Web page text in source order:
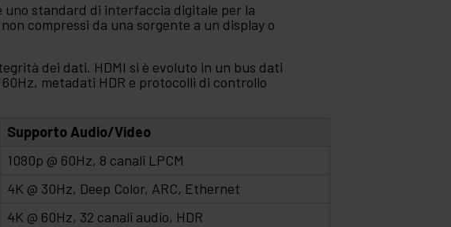
standard di interfaccia digitale per la
compressi da una sorgente a un display o
dei dati. HDMI si è evoluto in un bus dati
metadati HDR e protocolli di controllo
Supporto Audio/Video
1080p @ 60Hz, 8 canali LPCM
4K @ 30Hz, Deep Color, ARC, Ethernet
4K @ 60Hz, 32 canali audio, HDR